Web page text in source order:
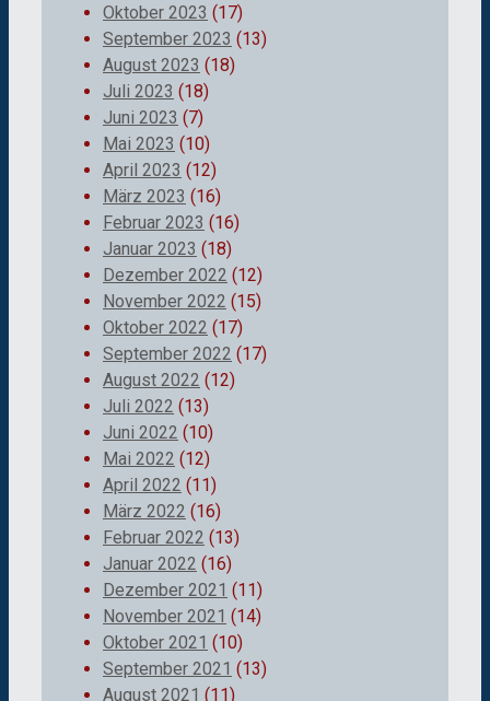
Oktober 2023 (17)
September 2023 (13)
August 2023 (18)
Juli 2023 (18)
Juni 2023 (7)
Mai 2023 (10)
April 2023 (12)
März 2023 (16)
Februar 2023 (16)
Januar 2023 (18)
Dezember 2022 (12)
November 2022 (15)
Oktober 2022 (17)
September 2022 (17)
August 2022 (12)
Juli 2022 (13)
Juni 2022 (10)
Mai 2022 (12)
April 2022 (11)
März 2022 (16)
Februar 2022 (13)
Januar 2022 (16)
Dezember 2021 (11)
November 2021 (14)
Oktober 2021 (10)
September 2021 (13)
August 2021 (11)